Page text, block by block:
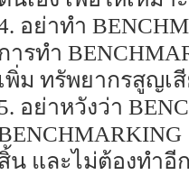
อย่าทำ
ารทำ
เพิ่ม ทรัพยากรสูญเ
อย่าหวังว่า
น และไม่ต้องทำอี